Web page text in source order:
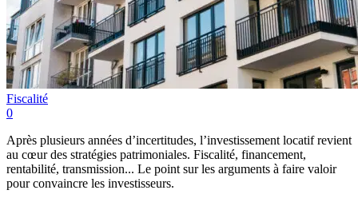
Fiscalité
0
Après plusieurs années d’incertitudes, l’investissement locatif revient
au cœur des stratégies patrimoniales. Fiscalité, financement,
rentabilité, transmission... Le point sur les arguments à faire valoir
pour convaincre les investisseurs.